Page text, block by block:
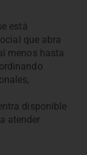
está
que abra
menos hasta
disponible
atender